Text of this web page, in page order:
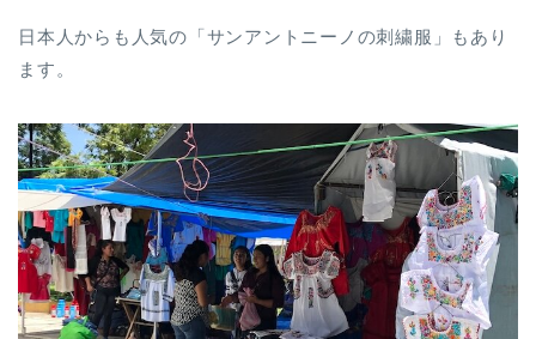
日本人からも人気の「サンアントニーノの刺繍服」もあり
ます。